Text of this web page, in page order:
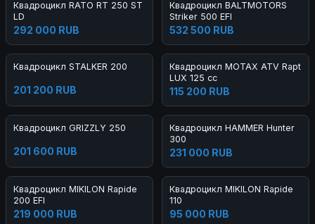
Квадроцикл RATO RT 250 ST
LD
292 000 RUB
Квадроцикл BALTMOTORS
Striker 500 EFI
532 500 RUB
Квадроцикл STALKER 200
201 200 RUB
Квадроцикл MOTAX ATV Raptor-
LUX 125 cc
115 200 RUB
Квадроцикл GRIZZLY 250
201 600 RUB
Квадроцикл HAMMER Hunter
300
231 000 RUB
Квадроцикл MIKILON Rapide
200 EFI
219 000 RUB
Квадроцикл MIKILON Rapide
110
95 000 RUB